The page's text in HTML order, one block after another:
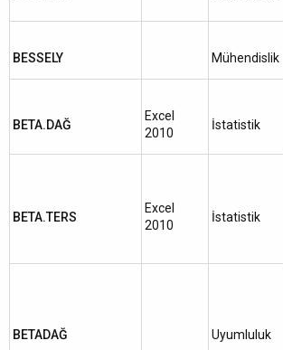
BESSELY Mühendislik
BETA.DAĞ
Excel
2010
İstatistik
BETA.TERS
Excel
2010
İstatistik
BETADAĞ Uyumluluk